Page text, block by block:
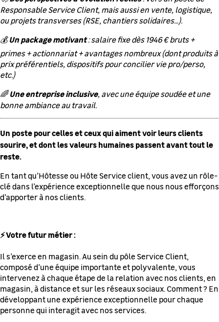
Responsable Service Client, mais aussi en vente, logistique,
ou projets transverses (RSE, chantiers solidaires…).
💰Un package motivant: salaire fixe dès 1946 € bruts +
primes + actionnariat + avantages nombreux (dont produits à
prix préférentiels, dispositifs pour concilier vie pro/perso,
etc.)
🌈Une entreprise inclusive, avec une équipe soudée et une
bonne ambiance au travail.
Un poste pour celles et ceux qui aiment voir leurs clients
sourire, et dont les valeurs humaines passent avant tout le
reste.
En tant qu’Hôtesse ou Hôte Service client, vous avez un rôle-
clé dans l’expérience exceptionnelle que nous nous efforçons
d’apporter à nos clients.
⚡ Votre futur métier :
Il s’exerce en magasin. Au sein du pôle Service Client,
composé d’une équipe importante et polyvalente, vous
intervenez à chaque étape de la relation avec nos clients, en
magasin, à distance et sur les réseaux sociaux. Comment ? En
développant une expérience exceptionnelle pour chaque
personne qui interagit avec nos services.